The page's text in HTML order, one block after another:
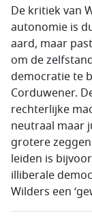
De kritiek van
autonomie is
aard, maar
om de
democratie te
Corduwener.
rechterlijke
neutraal maar
grotere
leiden is
illiberale
Wilders een